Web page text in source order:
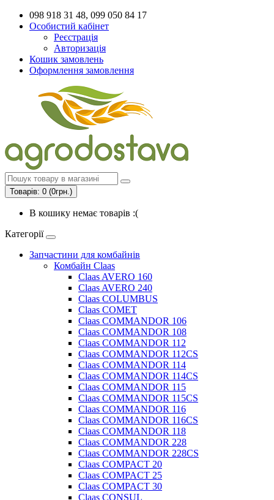
098 918 31 48, 099 050 84 17
Особистий кабінет
Реєстрація
Авторизація
Кошик замовлень
Оформлення замовлення
Товарів: 0 (0грн.)
В кошику немає товарів :(
Категорії
Запчастини для комбайнів
Комбайн Claas
Claas AVERO 160
Claas AVERO 240
Claas COLUMBUS
Claas COMET
Claas COMMANDOR 106
Claas COMMANDOR 108
Claas COMMANDOR 112
Claas COMMANDOR 112CS
Claas COMMANDOR 114
Claas COMMANDOR 114CS
Claas COMMANDOR 115
Claas COMMANDOR 115CS
Claas COMMANDOR 116
Claas COMMANDOR 116CS
Claas COMMANDOR 118
Claas COMMANDOR 228
Claas COMMANDOR 228CS
Claas COMPACT 20
Claas COMPACT 25
Claas COMPACT 30
Claas CONSUL